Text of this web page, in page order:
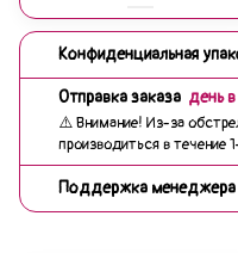
Конфиденциальная
Отправка заказа день
⚠️ Внимание! Из-за
производиться в течение
Поддержка менеджера